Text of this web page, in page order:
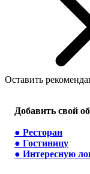
Оставить
Добавить свой
● Ресторан
● Гостиницу
● Интересную